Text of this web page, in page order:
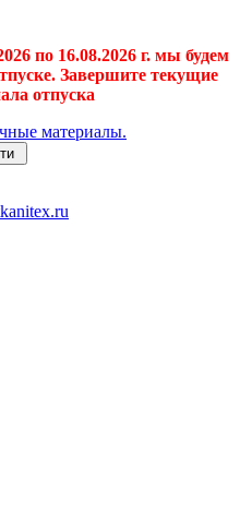
по 16.08.2026 г. мы будем
Завершите текущие
отпуска